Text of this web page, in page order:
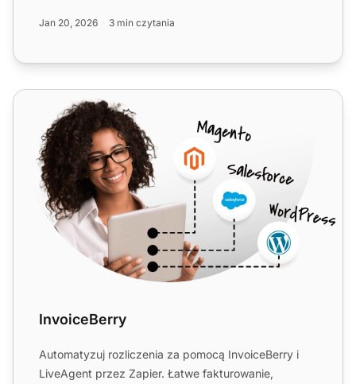
Jan 20, 2026 3 min czytania
InvoiceBerry
InvoiceBerry
Automatyzuj rozliczenia za pomocą InvoiceBerry i
LiveAgent przez Zapier. Łatwe fakturowanie,